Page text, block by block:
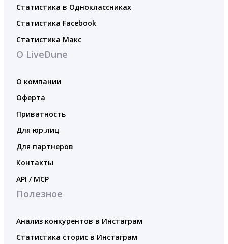
Статистика в Одноклассниках
Статистика Facebook
Статистика Макс
О LiveDune
О компании
Оферта
Приватность
Для юр.лиц
Для партнеров
Контакты
API / MCP
Полезное
Анализ конкурентов в Инстаграм
Статистика сторис в Инстаграм